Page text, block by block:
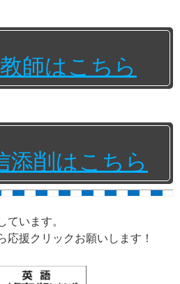
師はこちら
添削はこちら
ています。
応援クリックお願いします！